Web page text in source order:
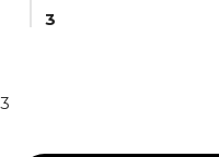
3
3